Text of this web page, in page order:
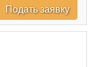
Подать заявку